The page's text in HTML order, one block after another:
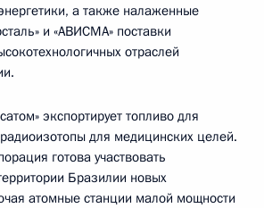
а также налаженные
и «АВИСМА» поставки
отраслей
экспортирует топливо для
для медицинских целей.
готова участвовать
Бразилии новых
атомные станции малой мощности